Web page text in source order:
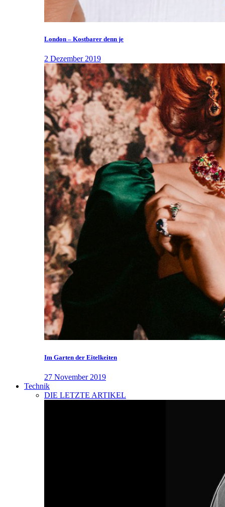
London – Kostbarer denn je
2 Dezember 2019
Im Garten der Eitelkeiten
27 November 2019
Technik
DIE LETZTE ARTIKEL